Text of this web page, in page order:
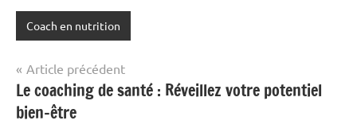
Coach en nutrition
Navigation
de
l’article
Article précédent
Le coaching de santé : Réveillez votre potentiel
bien-être